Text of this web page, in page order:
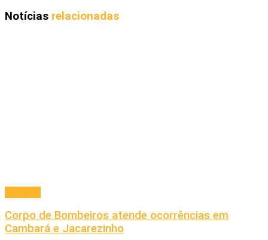
Notícias relacionadas
Corpo de Bombeiros atende ocorrências em
Cambará e Jacarezinho